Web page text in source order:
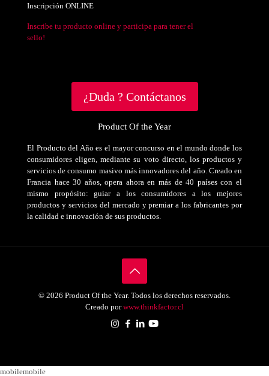
Inscripción ONLINE
Inscribe tu producto online y participa para tener el
sello!
¿Duda ? Contáctanos
Product Of the Year
El Producto del Año es el mayor concurso en el mundo donde los
consumidores eligen, mediante su voto directo, los productos y
servicios de consumo masivo más innovadores del año. Creado en
Francia hace 30 años, opera ahora en más de 40 países con el
mismo propósito: guiar a los consumidores a los mejores
productos y servicios del mercado y premiar a los fabricantes por
la calidad e innovación de sus productos.
© 2026 Product Of the Year. Todos los derechos reservados.
Creado porwww.thinkfactor.cl